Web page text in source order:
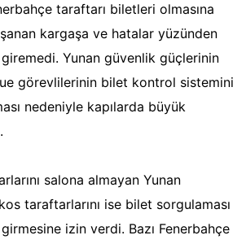
taraftarı biletleri olmasına
kargaşa ve hatalar yüzünden
Yunan güvenlik güçlerinin
görevlilerinin bilet kontrol sistemini
nedeniyle kapılarda büyük
salona almayan Yunan
taraftarlarını ise bilet sorgulaması
izin verdi. Bazı Fenerbahçe